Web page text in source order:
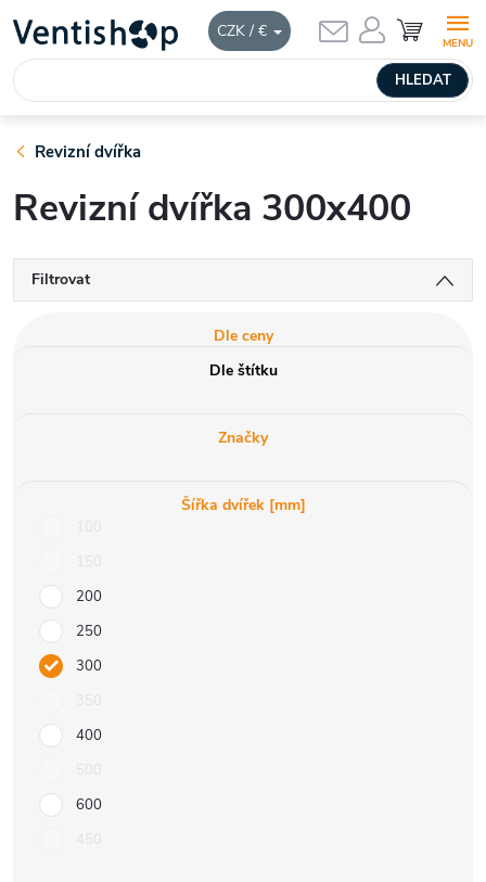
CZK / €
obsah
HLEDAT
NÁKUPNÍ
KOŠÍK
Revizní dvířka
Revizní dvířka 300x400
Filtrovat
Dle ceny
Dle štítku
Značky
Šířka dvířek [mm]
200
250
300
400
600